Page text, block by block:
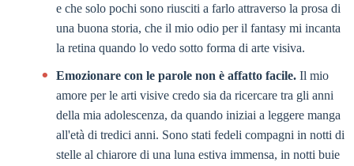
e che solo pochi sono riusciti a farlo attraverso la prosa di
una buona storia, che il mio odio per il fantasy mi incanta
la retina quando lo vedo sotto forma di arte visiva.
Emozionare con le parole non è affatto facile. Il mio
amore per le arti visive credo sia da ricercare tra gli anni
della mia adolescenza, da quando iniziai a leggere manga
all'età di tredici anni. Sono stati fedeli compagni in notti di
stelle al chiarore di una luna estiva immensa, in notti buie